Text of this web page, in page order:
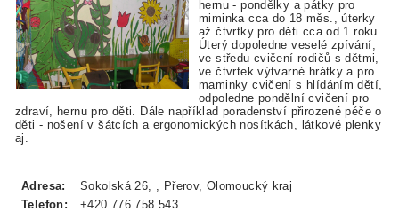
hernu - pondělky a pátky pro
miminka cca do 18 měs., úterky
až čtvrtky pro děti cca od 1 roku.
Úterý dopoledne veselé zpívání,
ve středu cvičení rodičů s dětmi,
ve čtvrtek výtvarné hrátky a pro
maminky cvičení s hlídáním dětí,
odpoledne pondělní cvičení pro
zdraví, hernu pro děti. Dále například poradenství přirozené péče o
děti - nošení v šátcích a ergonomických nosítkách, látkové plenky
aj.
Adresa:
Sokolská 26, , Přerov, Olomoucký kraj
Telefon:
+420 776 758 543